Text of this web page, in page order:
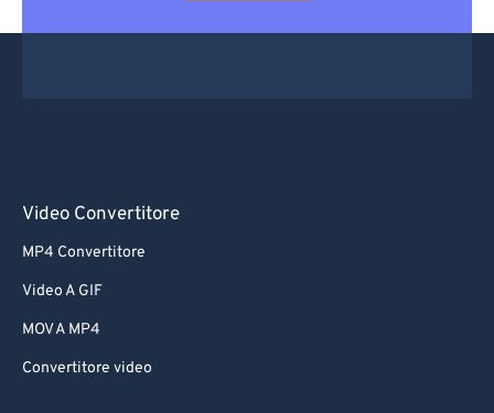
Video Convertitore
MP4 Convertitore
Video A GIF
MOV A MP4
Convertitore video